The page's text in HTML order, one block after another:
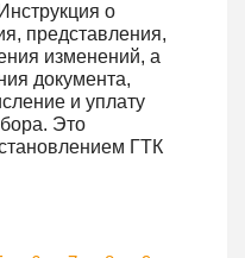
о
представления,
изменений, а
документа,
и уплату
Это
ГТК